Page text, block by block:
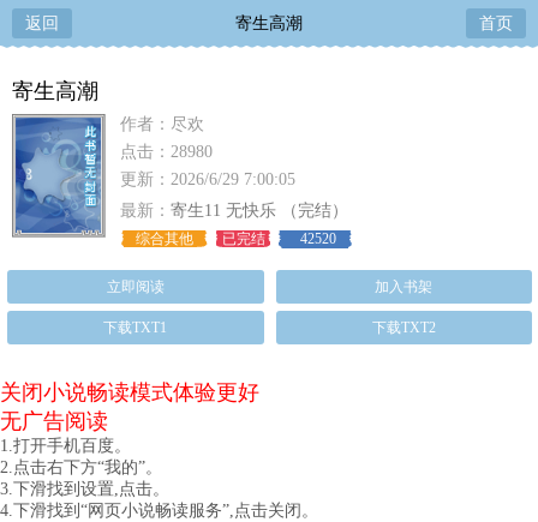
返回 寄生高潮 首页
寄生高潮
作者：尽欢
点击：28980
更新：2026/6/29 7:00:05
最新： 寄生11 无快乐 （完结）
综合其他 已完结 42520
立即阅读 加入书架
下载TXT1 下载TXT2
关闭小说畅读模式体验更好
无广告阅读
1.打开手机百度。
2.点击右下方“我的”。
3.下滑找到设置,点击。
4.下滑找到“网页小说畅读服务”,点击关闭。